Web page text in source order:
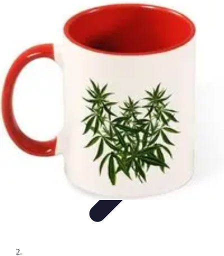
Inspiration Équipement et MatérielDéveloppement
Développement Personnel
Passion du Padel